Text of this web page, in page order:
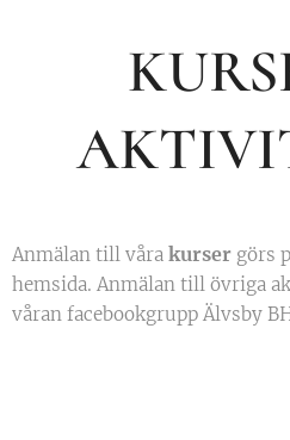
Anmälan till våra kurser görs
hemsida. Anmälan till övriga
våran facebookgrupp Älvsby